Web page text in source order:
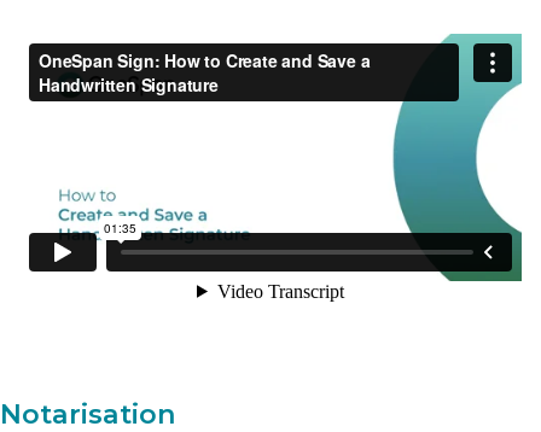
Notarisation